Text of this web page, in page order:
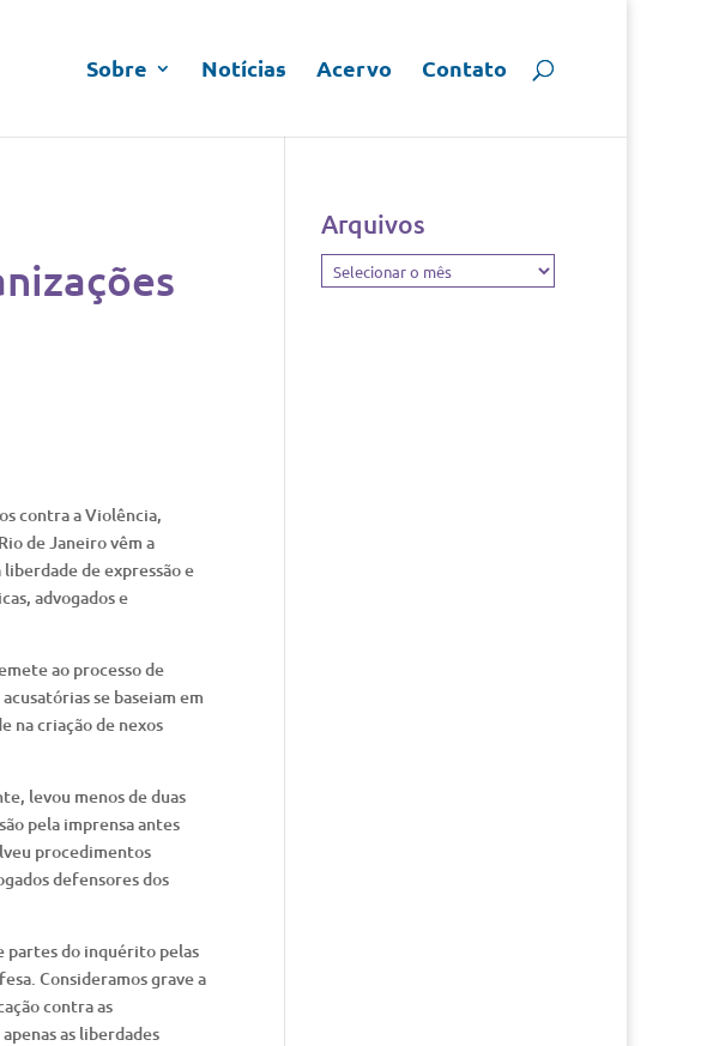
Sobre Notícias Acervo Contato
contra a Violência,
de Janeiro vêm a
de expressão e
advogados e
ao processo de
se baseiam em
na criação de nexos
levou menos de duas
pela imprensa antes
procedimentos
defensores dos
partes do inquérito pelas
Consideramos grave a
contra as
as liberdades
Arquivos
Arquivos